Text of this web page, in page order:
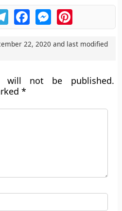
TelegramFacebookMessengerPinterest
22, 2020 and last modified
will not be published.
*